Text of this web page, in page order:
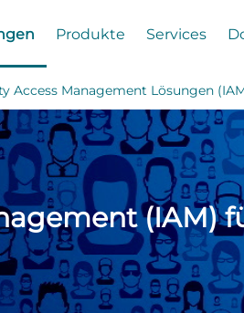
Produkte Services
Access Management Lösungen
(IAM)